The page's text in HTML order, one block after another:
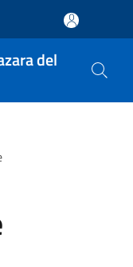
del